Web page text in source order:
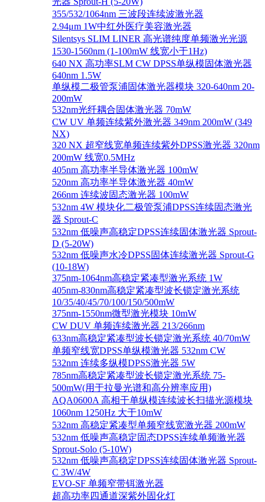
355/532/1064nm 三波段连续波激光器
2.94μm 1W中红外医疗美容激光器
Silentsys SLIM LINER 高光谱纯度单频激光光源
1530-1560nm (1-100mW 线宽小于1Hz)
640 NX 高功率SLM CW DPSS单纵模固体激光器
640nm 1.5W
单纵模二极管泵浦固体激光器模块 320-640nm 20-
200mW
532nm光纤耦合固体激光器 70mW
CW UV 单频连续紫外激光器 349nm 200mW (349
NX)
320 NX 超窄线宽单频连续紫外DPSS激光器 320nm
200mW 线宽0.5MHz
405nm 高功率半导体激光器 100mW
520nm 高功率半导体激光器 40mW
266nm 连续波固态激光器 100mW
532nm 4W 模块化二极管泵浦DPSS连续固态激光
器 Sprout-C
532nm 低噪声高稳定DPSS连续固体激光器 Sprout-
D (5-20W)
532nm 低噪声水冷DPSS固体连续激光器 Sprout-G
(10-18W)
375nm-1064nm高稳定紧凑型激光系统 1W
405nm-830nm高稳定紧凑型波长锁定激光系统
10/35/40/45/70/100/150/500mW
375nm-1550nm微型激光模块 10mW
CW DUV 单频连续激光器 213/266nm
633nm高稳定紧凑型波长锁定激光系统 40/70mW
单频窄线宽DPSS单纵模激光器 532nm CW
532nm 连续多纵模DPSS激光器 5W
785nm高稳定紧凑型波长锁定激光系统 75-
500mW(用于拉曼光谱和高分辨率应用)
AQA0600A 高相干单纵模连续波长扫描光源模块
1060nm 1250Hz 大于10mW
532nm 高稳定紧凑型单频窄线宽激光器 200mW
532nm 低噪声高稳定固态DPSS连续单频激光器
Sprout‐Solo (5-10W)
532nm 低噪声高稳定DPSS连续固体激光器 Sprout-
C 3W/4W
EVO-SF 单频窄带铒激光器
超高功率四通道深紫外固化灯